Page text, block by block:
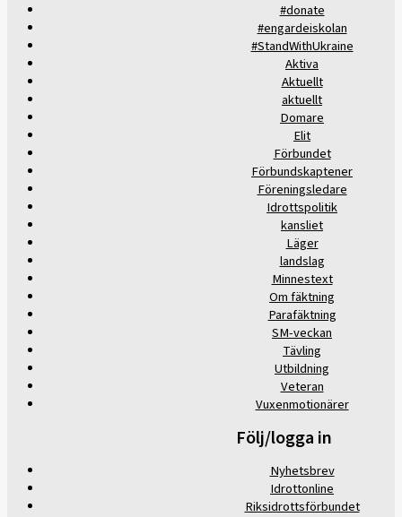
#donate
#engardeiskolan
#StandWithUkraine
Aktiva
Aktuellt
aktuellt
Domare
Elit
Förbundet
Förbundskaptener
Föreningsledare
Idrottspolitik
kansliet
Läger
landslag
Minnestext
Om fäktning
Parafäktning
SM-veckan
Tävling
Utbildning
Veteran
Vuxenmotionärer
Följ/logga in
Nyhetsbrev
Idrottonline
Riksidrottsförbundet